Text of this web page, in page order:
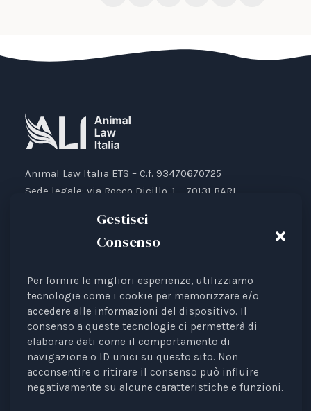
Gestisci
Consenso
Per fornire le migliori esperienze, utilizziamo
tecnologie come i cookie per memorizzare e/o
accedere alle informazioni del dispositivo. Il
consenso a queste tecnologie ci permetterà di
elaborare dati come il comportamento di
navigazione o ID unici su questo sito. Non
acconsentire o ritirare il consenso può influire
negativamente su alcune caratteristiche e funzioni.
Animal Law Italia ETS – C.f. 93470670725
Sede legale: via Rocco Dicillo, 1 – 70131 BARI.
Animal Law Italia è un Ente del Terzo Settore avente
come finalità la tutela legale degli animali.
Iscrizione al RUNTS Rep. 4 del 01/03/2022.
L'associazione è riconosciuta come rappresentante di
interessi davanti alle Istituzioni europee.
La rivistaDiritti degli Animali. Profili Etici, Scientifici e